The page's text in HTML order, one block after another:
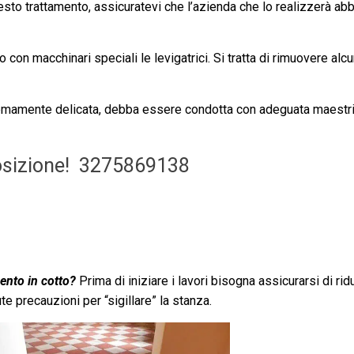
trattamento, assicuratevi che l’azienda che lo realizzerà
macchinari speciali le levigatrici. Si tratta di rimuovere
delicata, debba essere condotta con adeguata
3275869138
in cotto? Prima di iniziare i lavori bisogna assicurarsi di
precauzioni per “sigillare” la stanza.